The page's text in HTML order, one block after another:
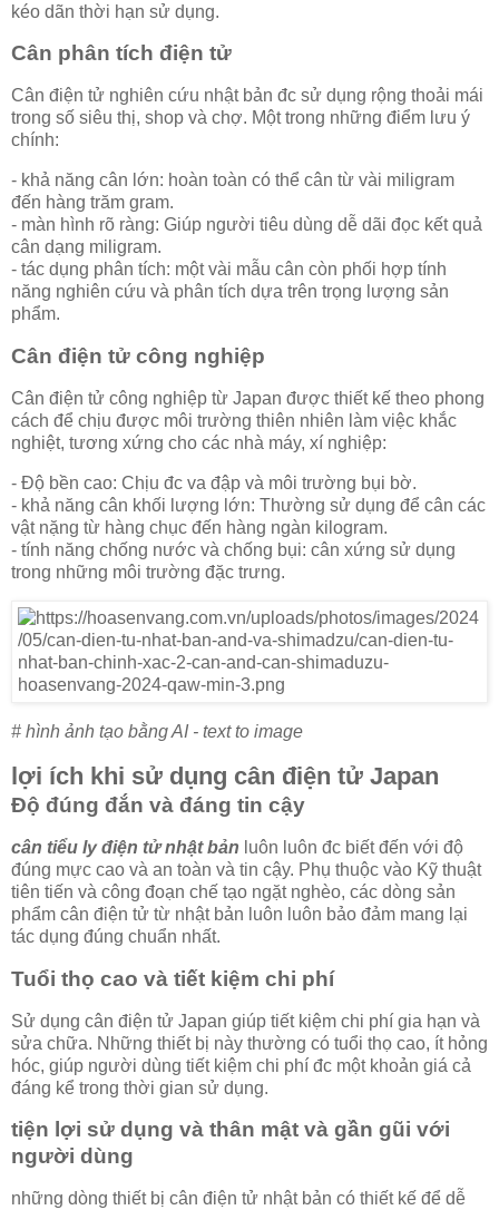
kéo dãn thời hạn sử dụng.
Cân phân tích điện tử
Cân điện tử nghiên cứu nhật bản đc sử dụng rộng thoải mái
trong số siêu thị, shop và chợ. Một trong những điểm lưu ý
chính:
- khả năng cân lớn: hoàn toàn có thể cân từ vài miligram
đến hàng trăm gram.
- màn hình rõ ràng: Giúp người tiêu dùng dễ dãi đọc kết quả
cân dạng miligram.
- tác dụng phân tích: một vài mẫu cân còn phối hợp tính
năng nghiên cứu và phân tích dựa trên trọng lượng sản
phẩm.
Cân điện tử công nghiệp
Cân điện tử công nghiệp từ Japan được thiết kế theo phong
cách để chịu được môi trường thiên nhiên làm việc khắc
nghiệt, tương xứng cho các nhà máy, xí nghiệp:
- Độ bền cao: Chịu đc va đập và môi trường bụi bờ.
- khả năng cân khối lượng lớn: Thường sử dụng để cân các
vật nặng từ hàng chục đến hàng ngàn kilogram.
- tính năng chống nước và chống bụi: cân xứng sử dụng
trong những môi trường đặc trưng.
# hình ảnh tạo bằng AI - text to image
lợi ích khi sử dụng cân điện tử Japan
Độ đúng đắn và đáng tin cậy
cân tiểu ly điện tử nhật bản luôn luôn đc biết đến với độ
đúng mực cao và an toàn và tin cậy. Phụ thuộc vào Kỹ thuật
tiên tiến và công đoạn chế tạo ngặt nghèo, các dòng sản
phẩm cân điện tử từ nhật bản luôn luôn bảo đảm mang lại
tác dụng đúng chuẩn nhất.
Tuổi thọ cao và tiết kiệm chi phí
Sử dụng cân điện tử Japan giúp tiết kiệm chi phí gia hạn và
sửa chữa. Những thiết bị này thường có tuổi thọ cao, ít hỏng
hóc, giúp người dùng tiết kiệm chi phí đc một khoản giá cả
đáng kể trong thời gian sử dụng.
tiện lợi sử dụng và thân mật và gần gũi với
người dùng
những dòng thiết bị cân điện tử nhật bản có thiết kế để dễ